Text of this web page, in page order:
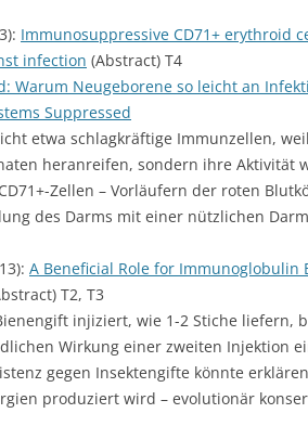
Immunosuppressive CD71+ erythroid
infection (Abstract) T4
Warum Neugeborene so leicht an
Suppressed
etwa schlagkräftige Immunzellen,
heranreifen, sondern ihre Aktivität
Zellen – Vorläufern der roten
des Darms mit einer nützlichen
A Beneficial Role for Immunoglobulin
T2, T3
injiziert, wie 1-2 Stiche liefern,
Wirkung einer zweiten Injektion
gegen Insektengifte könnte
produziert wird – evolutionär